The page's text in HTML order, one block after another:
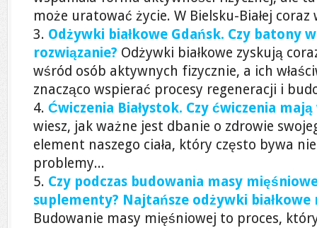
może uratować życie. W Bielsku-Białej
Odżywki białkowe Gdańsk. Czy batony
rozwiązanie? Odżywki białkowe zyskują
wśród osób aktywnych fizycznie, a ich
znacząco wspierać procesy regeneracji i
Ćwiczenia Białystok. Czy ćwiczenia mają
wiesz, jak ważne jest dbanie o zdrowie
element naszego ciała, który często bywa
problemy...
Czy podczas budowania masy
suplementy? Najtańsze odżywki białkowe
Budowanie masy mięśniowej to proces,